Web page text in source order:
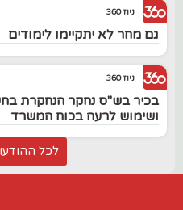
ניוז 360
גם מחר לא יתקיימו לימודים
ניוז 360
בכיר בש"ס נחקר הנחקרת
ושימוש לרעה בכוח המשרד
לכל